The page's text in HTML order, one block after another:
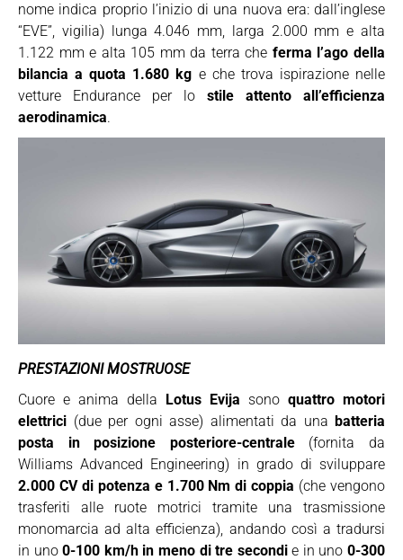
nome indica proprio l’inizio di una nuova era: dall’inglese
“EVE”, vigilia) lunga 4.046 mm, larga 2.000 mm e alta
1.122 mm e alta 105 mm da terra che ferma l’ago della
bilancia a quota 1.680 kg e che trova ispirazione nelle
vetture Endurance per lo stile attento all’efficienza
aerodinamica.
PRESTAZIONI MOSTRUOSE
Cuore e anima della Lotus Evija sono quattro motori
elettrici (due per ogni asse) alimentati da una batteria
posta in posizione posteriore-centrale(fornita da
Williams Advanced Engineering) in grado di sviluppare
2.000 CV di potenza e 1.700 Nm di coppia (che vengono
trasferiti alle ruote motrici tramite una trasmissione
monomarcia ad alta efficienza), andando così a tradursi
in uno0-100 km/h in meno di tre secondie in uno0-300